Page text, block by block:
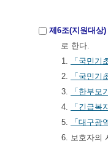
제6조(지원대상)
로 한다.
1.
「국민기
2.
「국민기
3.
「한부모
4.
「긴급복
5.
「대구광
6. 보호자의